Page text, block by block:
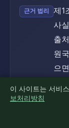
근거 법리
제1
사
출
원
으
사안의 적용
이 사이트는 서비
보처리방침